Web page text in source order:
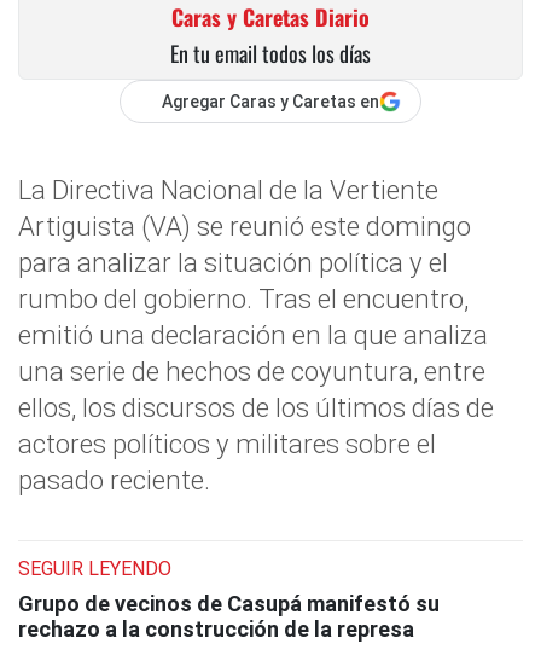
Caras y Caretas Diario
En tu email todos los días
Agregar Caras y Caretas en
La Directiva Nacional de la Vertiente
Artiguista (VA) se reunió este domingo
para analizar la situación política y el
rumbo del gobierno. Tras el encuentro,
emitió una declaración en la que analiza
una serie de hechos de coyuntura, entre
ellos, los discursos de los últimos días de
actores políticos y militares sobre el
pasado reciente.
SEGUIR LEYENDO
Grupo de vecinos de Casupá manifestó su
rechazo a la construcción de la represa